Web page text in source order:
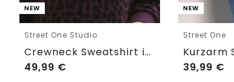
NEW
Street One Studio
Crewneck Sweatshirt im Loose Fit
49,99 €
NEW
Street One
39,99 €